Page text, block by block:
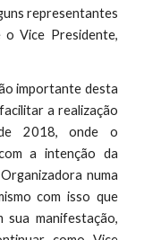
representantes
o Vice Presidente,
importante desta
a realização
2018, onde o
a intenção da
numa
com isso que
sua manifestação,